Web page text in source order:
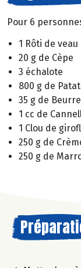
Pour 6
1 Rôti de veau
20 g de Cèpe
3 échalote
800 g de
35 g de Beurre
1 cc de
1 Clou de
250 g de
250 g de